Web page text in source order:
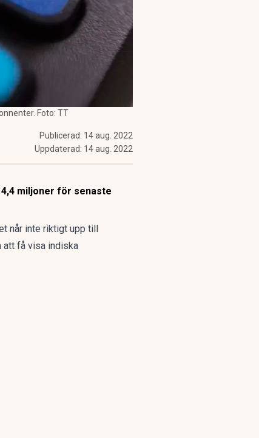
Foto: TT
Publicerad: 14 aug. 2022
Uppdaterad: 14 aug. 2022
miljoner för senaste
når inte riktigt upp till
att få visa indiska